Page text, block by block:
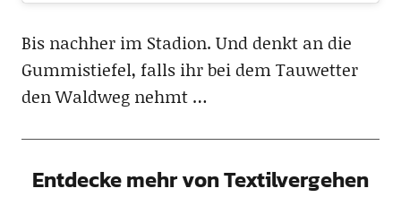
Bis nachher im Stadion. Und denkt an die
Gummistiefel, falls ihr bei dem Tauwetter
den Waldweg nehmt …
Entdecke mehr von Textilvergehen